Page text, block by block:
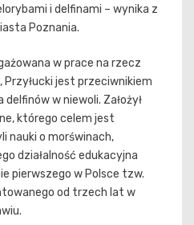
i delfinami – wynika z
Poznania.
w prace na rzecz
jest przeciwnikiem
w niewoli. Założył
którego celem jest
nauki o morświnach,
działalność edukacyjna
pierwszego w Polsce tzw.
od trzech lat w